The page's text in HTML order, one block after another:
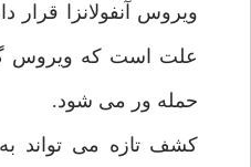
ويروس آنفولانزا قرار
علت است كه ويروس
حمله ور مى شود.
كشف تازه مى تواند به